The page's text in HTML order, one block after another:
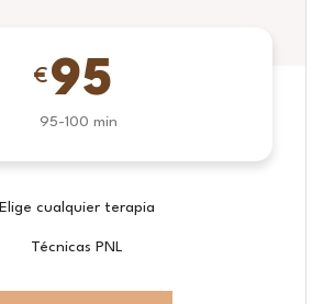
€ 95
95-100 min
Elige cualquier terapia
Técnicas PNL